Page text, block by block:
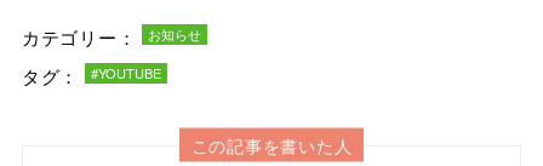
カテゴリー： お知らせ
タグ： #YOUTUBE
この記事を書いた人